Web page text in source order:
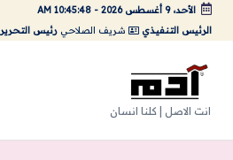
التجاوز
الأحد، 9 أغسطس 2026 -
10:45:49 AM
الرئيس التنفيذي
شريف الصلاحي رئيس التحرير
A
da
انت الاصل | كلنا انسان